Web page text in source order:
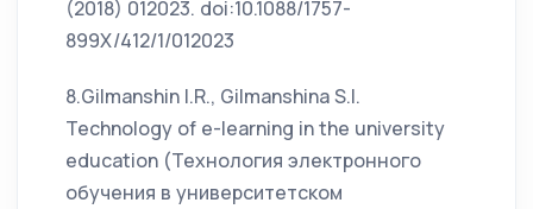
(2018) 012023. doi:10.1088/1757-
899X/412/1/012023
8.Gilmanshin I.R., Gilmanshina S.I.
Technology of e-learning in the university
education (Технология электронного
обучения в университетском